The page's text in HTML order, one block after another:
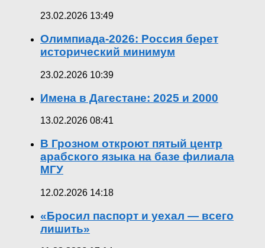
23.02.2026 13:49
Олимпиада-2026: Россия берет
исторический минимум
23.02.2026 10:39
Имена в Дагестане: 2025 и 2000
13.02.2026 08:41
В Грозном откроют пятый центр
арабского языка на базе филиала
МГУ
12.02.2026 14:18
«Бросил паспорт и уехал — всего
лишить»